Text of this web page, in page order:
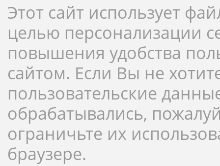
Этот сайт использует
целью персонализации
повышения удобства
сайтом. Если Вы не
пользовательские
обрабатывались,
ограничьте их
браузере.